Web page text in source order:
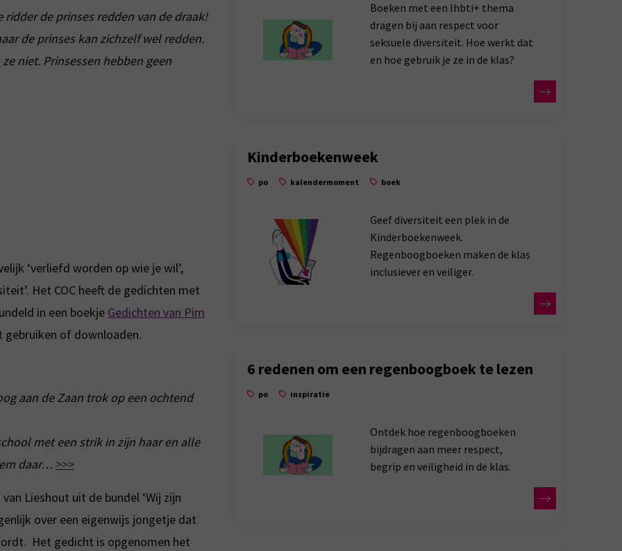
ridder de prinses redden van de draak!
de prinses kan zichzelf wel redden.
niet. Prinsessen hebben geen
‘verliefd worden op wie je wil’,
Het COC heeft de gedichten met
in een boekje Gedichten van Pim
gebruiken of downloaden.
aan de Zaan trok op een ochtend
met een strik in zijn haar en alle
daar… >>>
Lieshout uit de bundel ‘Wij zijn
over een eigenwijs jongetje dat
Het gedicht is opgenomen het
Boeken met een lhbti+ thema
dragen bij aan respect voor
seksuele diversiteit. Hoe werkt dat
en hoe gebruik je ze in de klas?
Kinderboekenweek
po kalendermoment boek
Geef diversiteit een plek in de
Kinderboekenweek.
Regenboogboeken maken de klas
inclusiever en veiliger.
6 redenen om een regenboogboek te lezen
po inspiratie
Ontdek hoe regenboogboeken
bijdragen aan meer respect,
begrip en veiligheid in de klas.